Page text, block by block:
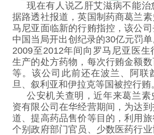
现在有人说乙肝艾滋病不能治
据路透社报道，英国制药商葛兰
马尼亚面临新的行贿指控，该公
中国当局开出创纪录的30亿元罚
2009至2012年间向罗马尼亚医
生产的处方药物，每次行贿金额
等。该公司此前还在波兰、阿联
旦、叙利亚和伊拉克等国被控行贿
公安机关查明，近年来葛兰素
资有限公司在华经营期间，为达
道、提高药品售价等目的，利用
个别政府部门官员、少数医药行业